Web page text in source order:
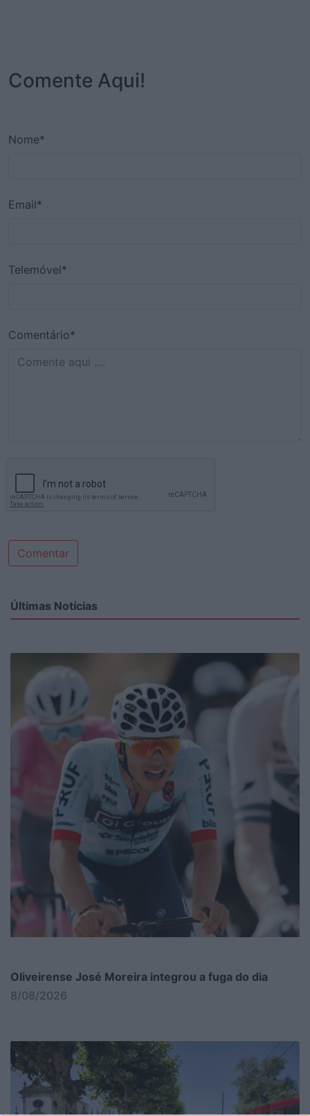
Comente Aqui!
Nome*
Email*
Telemóvel*
Comentário*
Comentar
Últimas Notícias
Oliveirense José Moreira integrou a fuga do dia
8/08/2026